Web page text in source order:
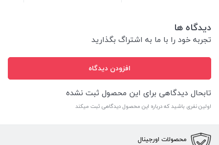
دیدگاه ها
تجربه خود را با ما به اشتراگ بگذارید
افزودن دیدگاه
تابحال دیدگاهی برای این محصول ثبت نشده
اولین نفری باشید که درباره این محصول دیدگاهی ثبت میکند
محصولات اورجینال